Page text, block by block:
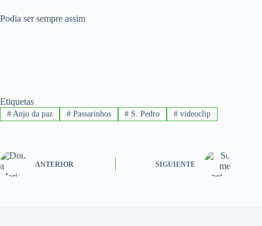
Podia ser sempre assim
Etiquetas
#Anjo da paz #Passarinhos # S. Pedro # videoclip
ANTERIOR SIGUIENTE